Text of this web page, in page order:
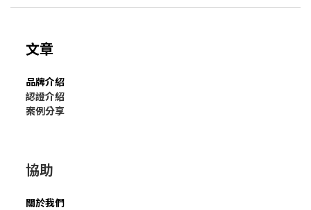
文章
品牌介紹
認證介紹
案例分享
協助
關於我們